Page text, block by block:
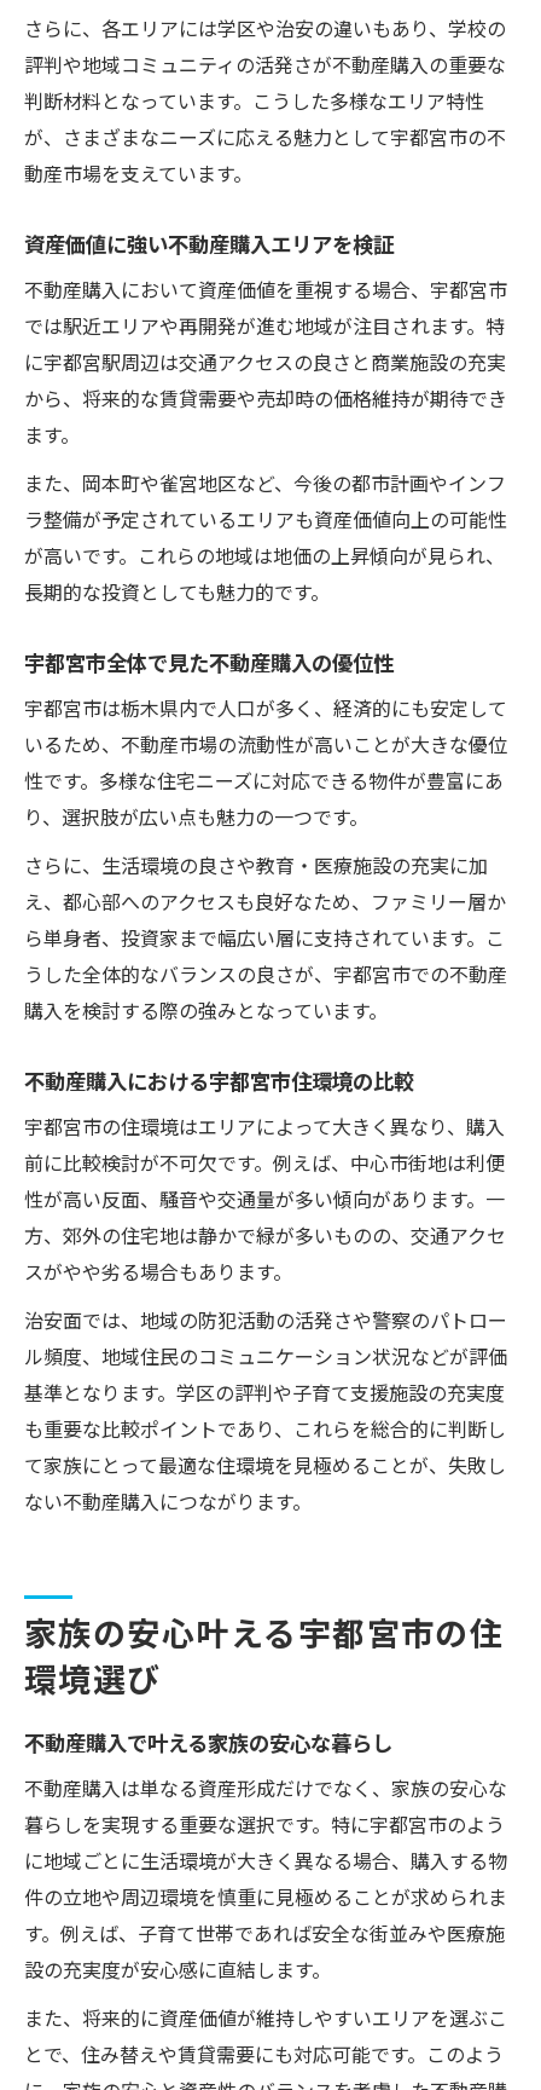
術
住環境比較で見極める不動産購入のコツ
不動産購入で注意したい立地ポイント
エリア分析で成功する不動産購入の秘訣
統計と体験談から学ぶ不動産購入の判断軸
不動産購入の判断基準を統計で読み解く
実体験が語る不動産購入の成功パターン
住みやすさ評価と不動産購入の関係性
治安データ活用した不動産購入判断の工夫
さらに、各エリアには学区や治安の違いもあり、学校の
評判や地域コミュニティの活発さが不動産購入の重要な
判断材料となっています。こうした多様なエリア特性
が、さまざまなニーズに応える魅力として宇都宮市の不
動産市場を支えています。
資産価値に強い不動産購入エリアを検証
不動産購入において資産価値を重視する場合、宇都宮市
では駅近エリアや再開発が進む地域が注目されます。特
に宇都宮駅周辺は交通アクセスの良さと商業施設の充実
から、将来的な賃貸需要や売却時の価格維持が期待でき
ます。
また、岡本町や雀宮地区など、今後の都市計画やインフ
ラ整備が予定されているエリアも資産価値向上の可能性
が高いです。これらの地域は地価の上昇傾向が見られ、
長期的な投資としても魅力的です。
宇都宮市全体で見た不動産購入の優位性
宇都宮市は栃木県内で人口が多く、経済的にも安定して
いるため、不動産市場の流動性が高いことが大きな優位
性です。多様な住宅ニーズに対応できる物件が豊富にあ
り、選択肢が広い点も魅力の一つです。
さらに、生活環境の良さや教育・医療施設の充実に加
え、都心部へのアクセスも良好なため、ファミリー層か
ら単身者、投資家まで幅広い層に支持されています。こ
うした全体的なバランスの良さが、宇都宮市での不動産
購入を検討する際の強みとなっています。
不動産購入における宇都宮市住環境の比較
宇都宮市の住環境はエリアによって大きく異なり、購入
前に比較検討が不可欠です。例えば、中心市街地は利便
性が高い反面、騒音や交通量が多い傾向があります。一
方、郊外の住宅地は静かで緑が多いものの、交通アクセ
スがやや劣る場合もあります。
治安面では、地域の防犯活動の活発さや警察のパトロー
ル頻度、地域住民のコミュニケーション状況などが評価
基準となります。学区の評判や子育て支援施設の充実度
も重要な比較ポイントであり、これらを総合的に判断し
て家族にとって最適な住環境を見極めることが、失敗し
ない不動産購入につながります。
家族の安心叶える宇都宮市の住
環境選び
不動産購入で叶える家族の安心な暮らし
不動産購入は単なる資産形成だけでなく、家族の安心な
暮らしを実現する重要な選択です。特に宇都宮市のよう
に地域ごとに生活環境が大きく異なる場合、購入する物
件の立地や周辺環境を慎重に見極めることが求められま
す。例えば、子育て世帯であれば安全な街並みや医療施
設の充実度が安心感に直結します。
また、将来的に資産価値が維持しやすいエリアを選ぶこ
とで、住み替えや賃貸需要にも対応可能です。このよう